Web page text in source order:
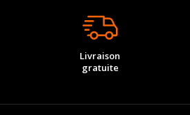
Livraison
gratuite